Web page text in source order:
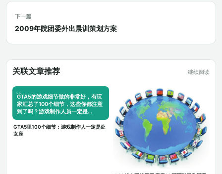
下一篇
2009年院团委外出晨训策划方案
关联文章推荐 继续阅读
GTA5的游戏细节做的非常好，有玩
家汇总了100个细节，这些你都注意
到了吗？游戏制作人员一定是…
GTA5里100个细节：游戏制作人一定是处
女座